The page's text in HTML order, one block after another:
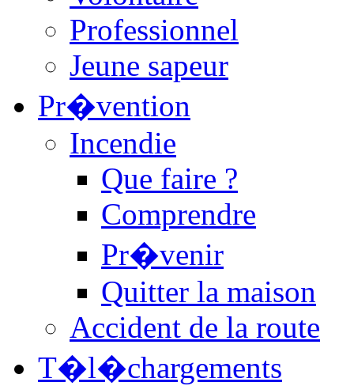
Professionnel
Jeune sapeur
Pr�vention
Incendie
Que faire ?
Comprendre
Pr�venir
Quitter la maison
Accident de la route
T�l�chargements